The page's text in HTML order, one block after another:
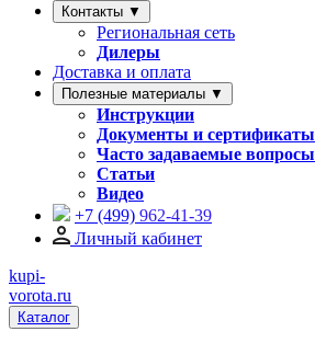
Контакты ▼
Региональная сеть
Дилеры
Доставка и оплата
Полезные материалы ▼
Инструкции
Документы и сертификаты
Часто задаваемые вопросы
Статьи
Видео
+7 (499) 962-41-39
Личный кабинет
kupi-
vorota.ru
Каталог